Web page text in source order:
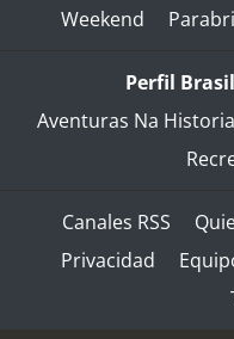
Weekend
Perfil
Aventuras Na Historia
Canales RSS
Privacidad